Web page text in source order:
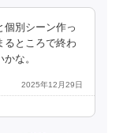
個別シーン作っ
るところで終わ
な。
2025年12月29日